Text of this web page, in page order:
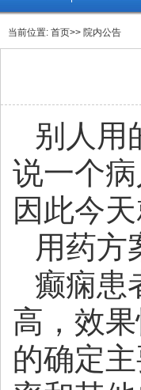
当前位置: 首页>> 院内公告
别人用
说一个
因此今
用药方
癫痫患
高，效
的确定